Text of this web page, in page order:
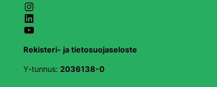
Instagram
LinkedIn
YouTube
Rekisteri- ja tietosuojaseloste
Y-tunnus: 2036138-0